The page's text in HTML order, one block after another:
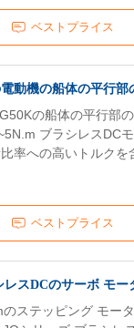
ベストプライス
動機の船体の平行
ベストプライス
の船体の平行部
ブラシレスDC
率への高いトルク
スDCのサーボ モ
ステッピング モー